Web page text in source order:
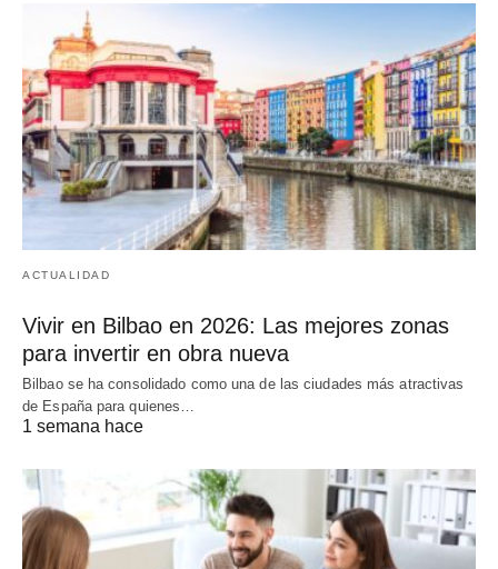
ACTUALIDAD
Vivir en Bilbao en 2026: Las mejores zonas
para invertir en obra nueva
Bilbao se ha consolidado como una de las ciudades más atractivas
de España para quienes…
1 semana hace